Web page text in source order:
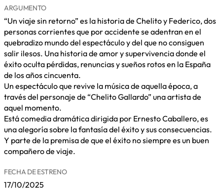
ARGUMENTO
“Un viaje sin retorno” es la historia de Chelito y Federico, dos
personas corrientes que por accidente se adentran en el
quebradizo mundo del espectáculo y del que no consiguen
salir ilesos. Una historia de amor y supervivencia donde el
éxito oculta pérdidas, renuncias y sueños rotos en la España
de los años cincuenta.
Un espectáculo que revive la música de aquella época, a
través del personaje de “Chelito Gallardo” una artista de
aquel momento.
Está comedia dramática dirigida por Ernesto Caballero, es
una alegoría sobre la fantasía del éxito y sus consecuencias.
Y parte de la premisa de que el éxito no siempre es un buen
compañero de viaje.
FECHA DE ESTRENO
17/10/2025